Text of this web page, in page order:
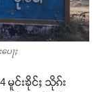
ေႃႈ
မူင်းၶိုင်ႈ သိုၵ်း